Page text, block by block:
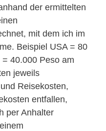
der ermittelten
mit dem ich im
Beispiel USA = 80
40.000 Peso am
jeweils
Reisekosten,
entfallen,
per Anhalter